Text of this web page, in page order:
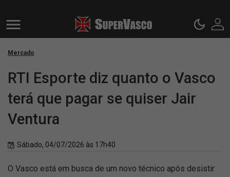
Mercado
RTI Esporte diz quanto o Vasco
terá que pagar se quiser Jair
Ventura
Sábado, 04/07/2026 às 17h40
O Vasco está em busca de um novo técnico após desistir